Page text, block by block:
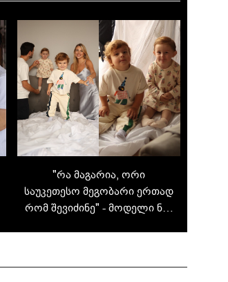
"რა მაგარია, ორი
საუკეთესო მეგობარი ერთად
რომ შევიძინე" - მოდელი ნია